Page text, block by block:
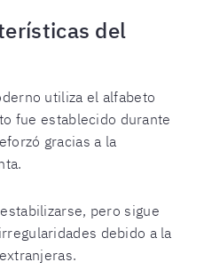
del
utiliza el alfabeto
fue establecido durante
gracias a la
pero sigue
debido a la